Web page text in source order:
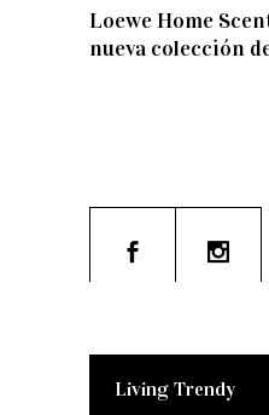
Loewe Home
nueva colección
Living Trendy